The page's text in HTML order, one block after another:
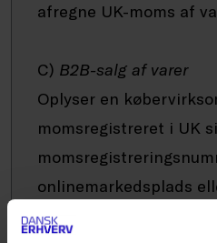
afregne UK-moms af
C) B2B-salg af varer
Oplyser en
momsregistreret i UK
onlinemarkedsplads
vil ansvaret for